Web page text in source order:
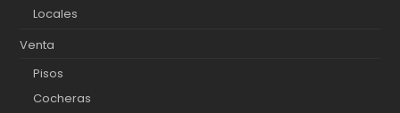
Locales
Venta
Pisos
Cocheras